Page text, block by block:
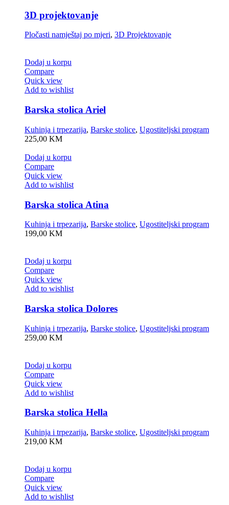
3D projektovanje
Pločasti namještaj po mjeri, 3D Projektovanje
Dodaj u korpu
Compare
Quick view
Add to wishlist
Barska stolica Ariel
Kuhinja i trpezarija, Barske stolice, Ugostiteljski program
225,00 KM
Dodaj u korpu
Compare
Quick view
Add to wishlist
Barska stolica Atina
Kuhinja i trpezarija, Barske stolice, Ugostiteljski program
199,00 KM
Dodaj u korpu
Compare
Quick view
Add to wishlist
Barska stolica Dolores
Kuhinja i trpezarija, Barske stolice, Ugostiteljski program
259,00 KM
Dodaj u korpu
Compare
Quick view
Add to wishlist
Barska stolica Hella
Kuhinja i trpezarija, Barske stolice, Ugostiteljski program
219,00 KM
Dodaj u korpu
Compare
Quick view
Add to wishlist